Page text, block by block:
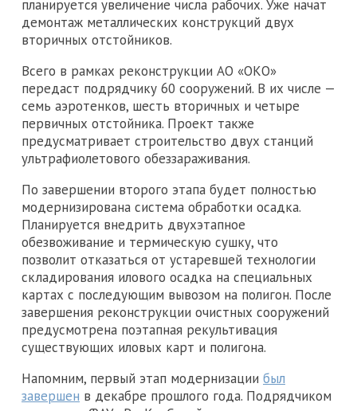
планируется увеличение числа рабочих. Уже начат
демонтаж металлических конструкций двух
вторичных отстойников.
Всего в рамках реконструкции АО «ОКО»
передаст подрядчику 60 сооружений. В их числе —
семь аэротенков, шесть вторичных и четыре
первичных отстойника. Проект также
предусматривает строительство двух станций
ультрафиолетового обеззараживания.
По завершении второго этапа будет полностью
модернизирована система обработки осадка.
Планируется внедрить двухэтапное
обезвоживание и термическую сушку, что
позволит отказаться от устаревшей технологии
складирования илового осадка на специальных
картах с последующим вывозом на полигон. После
завершения реконструкции очистных сооружений
предусмотрена поэтапная рекультивация
существующих иловых карт и полигона.
Напомним, первый этап модернизации был
завершен в декабре прошлого года. Подрядчиком